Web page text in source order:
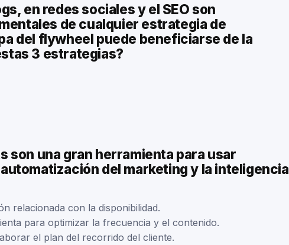
en redes sociales y el SEO son
de cualquier estrategia de
del flywheel puede beneficiarse de la
3 estrategias?
son una gran herramienta para usar
del marketing y la inteligencia
relacionada con la disponibilidad.
para optimizar la frecuencia y el contenido.
el plan del recorrido del cliente.